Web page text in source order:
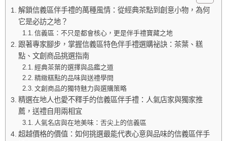
解鎖信義區伴手禮的萬種風情：從經典茶點到創意小物，為何
它是必訪之地？
信義區：不只是都會核心，更是伴手禮寶藏之地
跟著專家腳步，掌握信義區特色伴手禮選購祕訣：茶葉、糕
點、文創商品挑選指南
經典茶葉的選擇與品鑑之道
精緻糕點的品味與送禮學問
文創商品的獨特魅力與選購策略
精選在地人也愛不釋手的信義區伴手禮：人氣店家與獨家推
薦，送禮自用兩相宜
人氣名店與在地美味：舌尖上的信義區
超越價格的價值：如何挑選最能代表心意與品味的信義區伴手